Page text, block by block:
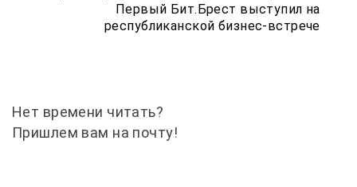
Первый Бит.Брест выступил на
республиканской бизнес-встрече
Нет времени читать?
Пришлем вам на почту!